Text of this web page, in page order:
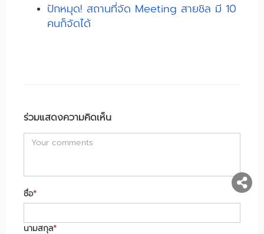
ปักหมุด! สถานที่จัด Meeting สายชิล มี 10
คนก็จัดได้
ร่วมแสดงความคิดเห็น
ชื่อ*
นามสกุล*